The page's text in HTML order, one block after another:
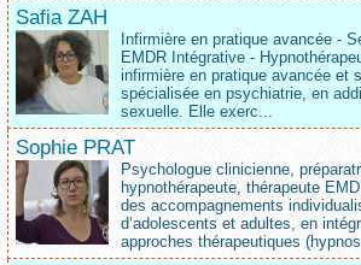
Safia ZAH
Infirmière en pratique avancée -
EMDR Intégrative -
infirmière en pratique avancée et
spécialisée en psychiatrie, en
sexuelle. Elle exerc...
Sophie PRAT
Psychologue clinicienne,
hypnothérapeute, thérapeute
des accompagnements
d‘adolescents et adultes, en
approches thérapeutiques